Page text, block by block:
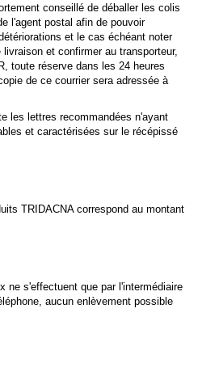
conseillé de déballer les colis
l'agent postal afin de pouvoir
et le cas échéant noter
et confirmer au transporteur,
toute réserve dans les 24 heures
de ce courrier sera adressée à
les lettres recommandées n'ayant
et caractérisées sur le récépissé
TRIDACNA correspond au montant
ne s'effectuent que par l'intermédiaire
aucun enlèvement possible